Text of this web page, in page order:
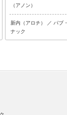
（アノン）
新内（アロチ） ／ パブ
ナック